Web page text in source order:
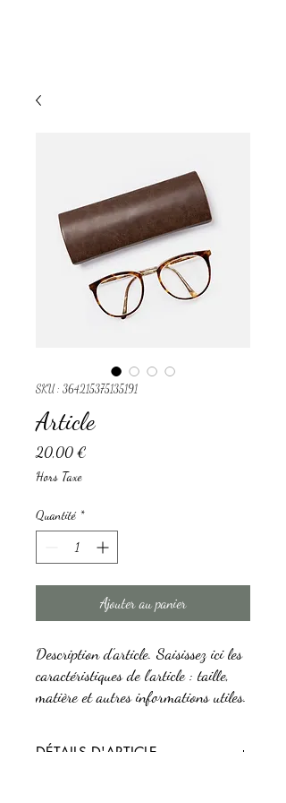
SKU : 364215375135191
Article
20,00 €
Hors Taxe
Quantité *
Ajouter au panier
Description d'article. Saisissez ici les
caractéristiques de l'article : taille,
matière et autres informations utiles.
DÉTAILS D'ARTICLE